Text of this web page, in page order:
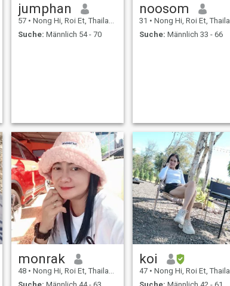
jumphan
57 • Nong Hi, Roi Et, Thailand
Suche: Männlich 54 - 70
noosom
31 • Nong Hi, Roi Et, Thailand
Suche: Männlich 33 - 66
monrak
48 • Nong Hi, Roi Et, Thailand
koi
47 • Nong Hi, Roi Et, Thailand